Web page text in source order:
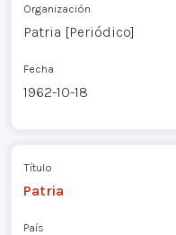
Organización
Patria [Periódico]
Fecha
1962-10-18
Título
Patria
País